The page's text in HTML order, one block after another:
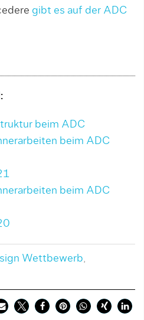
gibt es auf der ADC
beim ADC
beim ADC
beim ADC
Wettbewerb,